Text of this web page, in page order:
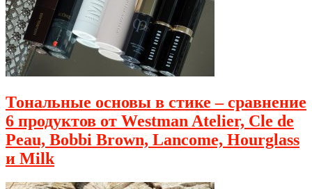
Тональные основы в стике – сравнение
6 продуктов от Westman Atelier, Cle de
Peau, Bobbi Brown, Lancome, Hourglass
и Milk